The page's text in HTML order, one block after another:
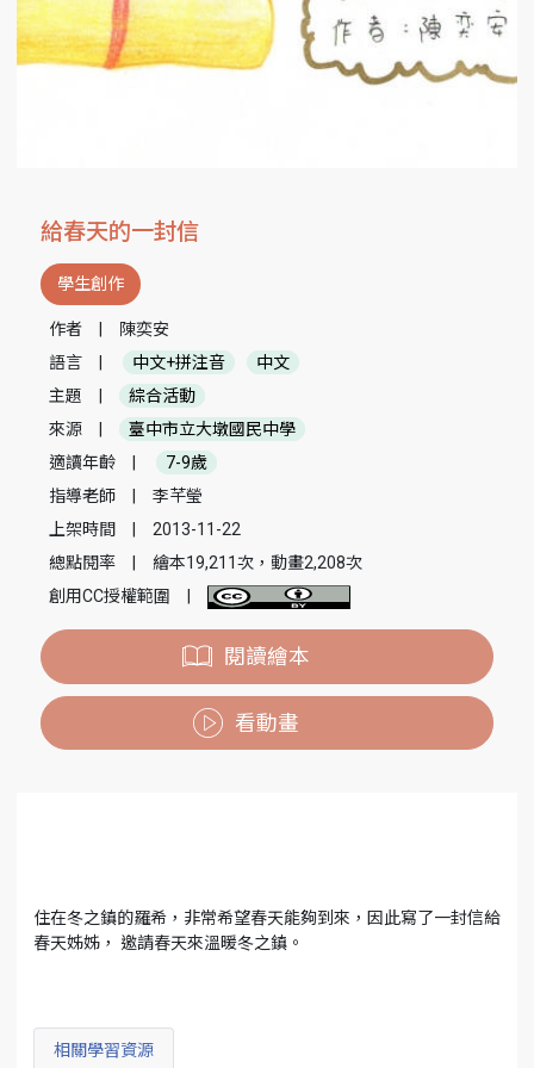
給春天的一封信
學生創作
作者
陳奕安
語言
中文+拼注音
中文
主題
綜合活動
來源
臺中市立大墩國民中學
適讀年齡
7-9歲
指導老師
李芊瑩
上架時間
2013-11-22
總點閱率
繪本19,211次，動畫2,208次
創用CC授權範圍
閱讀繪本
看動畫
住在冬之鎮的羅希，非常希望春天能夠到來，因此寫了一封信給
春天姊姊， 邀請春天來溫暖冬之鎮。
相關學習資源